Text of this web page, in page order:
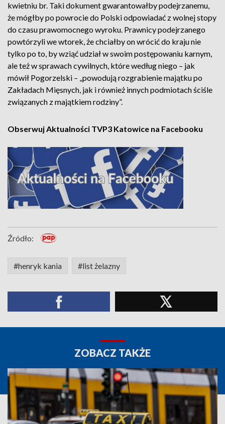
kwietniu br. Taki dokument gwarantowałby podejrzanemu,
że mógłby po powrocie do Polski odpowiadać z wolnej stopy
do czasu prawomocnego wyroku. Prawnicy podejrzanego
powtórzyli we wtorek, że chciałby on wrócić do kraju nie
tylko po to, by wziąć udział w swoim postępowaniu karnym,
ale też w sprawach cywilnych, które według niego – jak
mówił Pogorzelski – „powodują rozgrabienie majątku po
Zakładach Mięsnych, jak i również innych podmiotach ściśle
związanych z majątkiem rodziny”.
Obserwuj Aktualności TVP3 Katowice na Facebooku
Źródło:
#henryk kania #list żelazny
ZOBACZ TAKŻE